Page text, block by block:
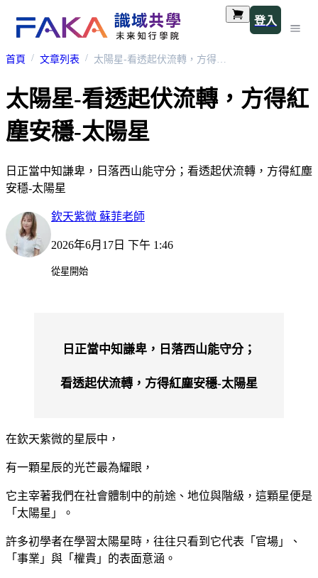
登入
首頁 文章列表 太陽星-看透起伏流轉，方得紅塵安穩-太陽星
太陽星-看透起伏流轉，方得紅
塵安穩-太陽星
日正當中知謙卑，日落西山能守分；看透起伏流轉，方得紅塵
安穩-太陽星
欽天紫微 蘇菲老師
2026年6月17日 下午 1:46
從星開始
日正當中知謙卑，日落西山能守分；
看透起伏流轉，方得紅塵安穩-太陽星
在欽天紫微的星辰中，
有一顆星辰的光芒最為耀眼，
它主宰著我們在社會體制中的前途、地位與階級，這顆星便是
「太陽星」。
許多初學者在學習太陽星時，往往只看到它代表「官場」、
「事業」與「權貴」的表面意涵。